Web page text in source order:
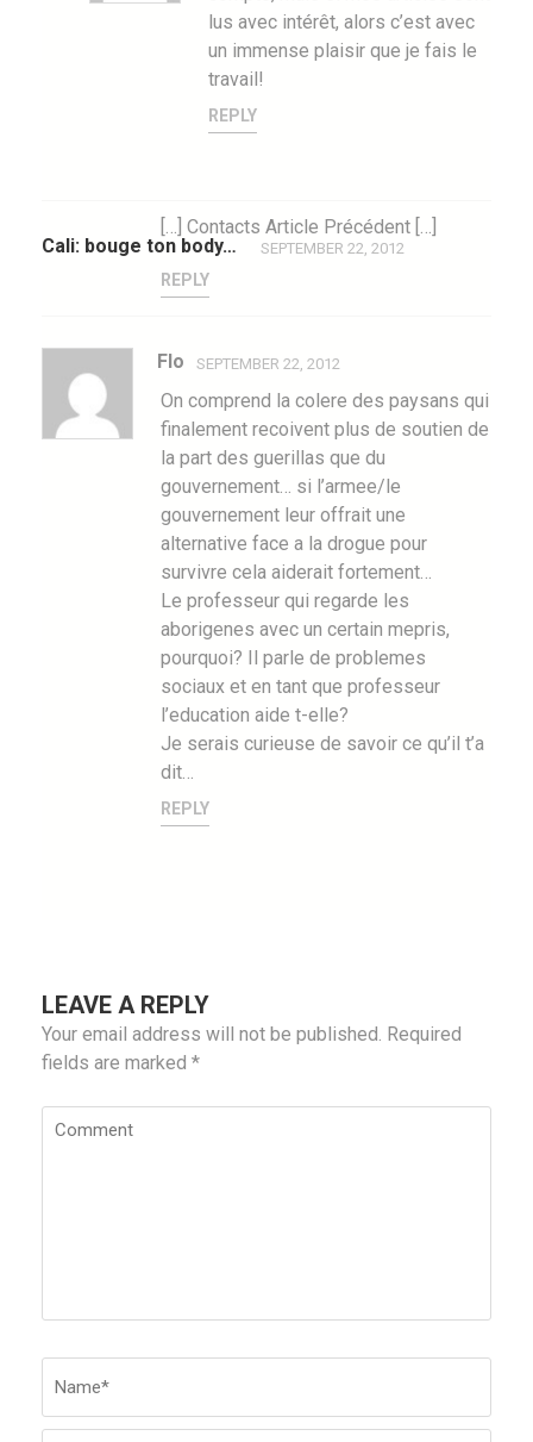
lus avec intérêt, alors c’est avec
un immense plaisir que je fais le
travail!
REPLY
Cali: bouge ton body… SEPTEMBER 22, 2012
[…] Contacts Article Précédent […]
REPLY
Flo SEPTEMBER 22, 2012
On comprend la colere des paysans qui
finalement recoivent plus de soutien de
la part des guerillas que du
gouvernement… si l’armee/le
gouvernement leur offrait une
alternative face a la drogue pour
survivre cela aiderait fortement…
Le professeur qui regarde les
aborigenes avec un certain mepris,
pourquoi? Il parle de problemes
sociaux et en tant que professeur
l’education aide t-elle?
Je serais curieuse de savoir ce qu’il t’a
dit…
REPLY
LEAVE A REPLY
Your email address will not be published. Required
fields are marked *
Comment